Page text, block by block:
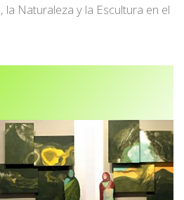
Naturaleza y la Escultura en el